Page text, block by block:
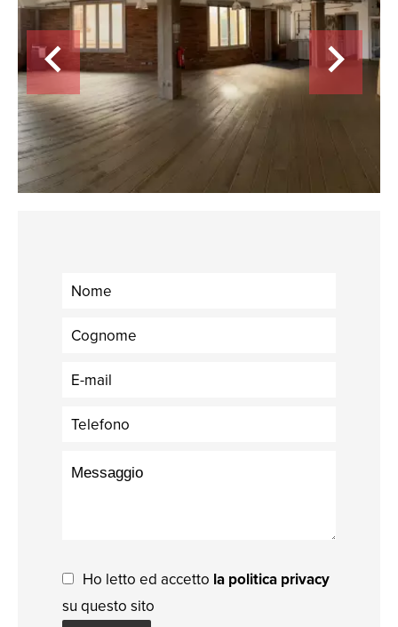
Ho letto ed accetto la politica privacy
su questo sito